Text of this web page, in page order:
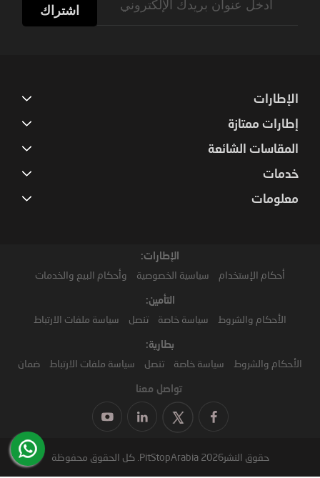
اشتراك
الإطارات
إطارات ممتازة
المقاسات الشائعة
خدمات
معلومات
الإطارات:
أحكام الإستخدام سياسية الخصوصية وأحكام البيع والخدمات
التأمين:
الأحكام والشروط سياسة خاصة تنصل سياسة ملفات الارتباط
بطارية:
الأحكام والشروط سياسة خاصة تنصل سياسة ملفات الارتباط ضمان
تواصل معنا
حقوق النشر2026 PitStopArabia. كل الحقوق محفوظة